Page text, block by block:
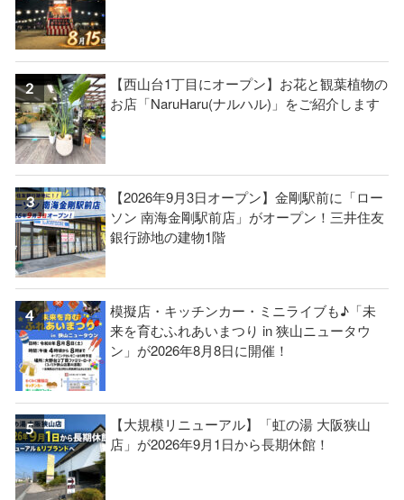
【西山台1丁目にオープン】お花と観葉植物の
お店「NaruHaru(ナルハル)」をご紹介します
【2026年9月3日オープン】金剛駅前に「ロー
ソン 南海金剛駅前店」がオープン！三井住友
銀行跡地の建物1階
模擬店・キッチンカー・ミニライブも♪「未
来を育むふれあいまつり in 狭山ニュータウ
ン」が2026年8月8日に開催！
【大規模リニューアル】「虹の湯 大阪狭山
店」が2026年9月1日から長期休館！